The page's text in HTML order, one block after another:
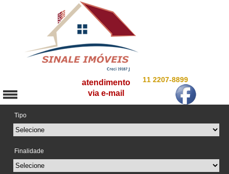
11 2207-8899
atendimento
via e-mail
Tipo
Finalidade